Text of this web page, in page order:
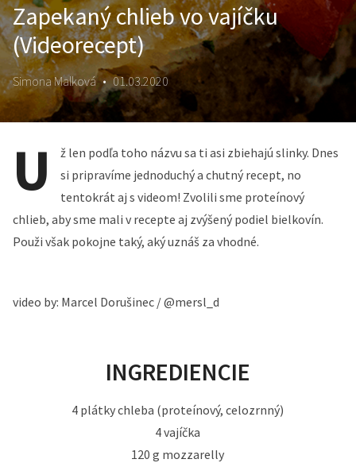
Zapekaný chlieb vo vajíčku
(Videorecept)
Simona Malková • 01.03.2020
U
ž len podľa toho názvu sa ti asi zbiehajú slinky. Dnes
si pripravíme jednoduchý a chutný recept, no
tentokrát aj s videom! Zvolili sme proteínový
chlieb, aby sme mali v recepte aj zvýšený podiel bielkovín.
Použi však pokojne taký, aký uznáš za vhodné.
video by: Marcel Dorušinec / @mersl_d
INGREDIENCIE
4 plátky chleba (proteínový, celozrnný)
4 vajíčka
120 g mozzarelly